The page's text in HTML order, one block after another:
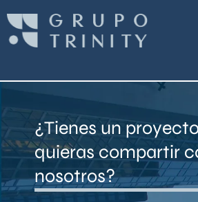
contenido
¿Tienes un
quieras compartir
nosotros?